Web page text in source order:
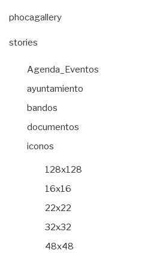
phocagallery
stories
Agenda_Eventos
ayuntamiento
bandos
documentos
iconos
128x128
16x16
22x22
32x32
48x48